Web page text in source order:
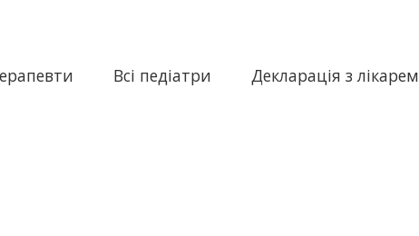
Всі педіатри Декларація з лікарем